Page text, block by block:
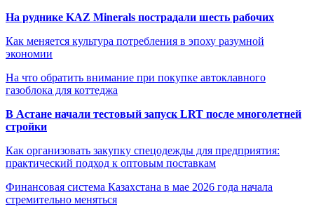
На руднике KAZ Minerals пострадали шесть рабочих
Как меняется культура потребления в эпоху разумной
экономии
На что обратить внимание при покупке автоклавного
газоблока для коттеджа
В Астане начали тестовый запуск LRT после многолетней
стройки
Как организовать закупку спецодежды для предприятия:
практический подход к оптовым поставкам
Финансовая система Казахстана в мае 2026 года начала
стремительно меняться